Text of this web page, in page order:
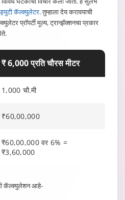
डीड प्रमाणेच
₹5000 ₹7
₹7000
कॅल्क्युलेटर. तुम्हाला देय करावयाची
प्रॉपर्टी मूल्य, ट्रान्झॅक्शनचा प्रकार
₹ 6,000 प्रति चौरस मीटर
1,000 चौ.मी
₹60,00,000
₹60,00,000 वर 6% =
₹3,60,000
कॅल्क्युलेशन आहे-